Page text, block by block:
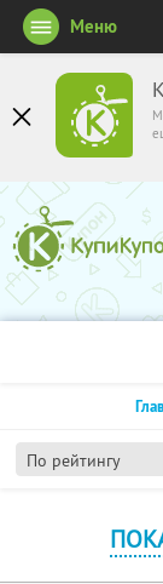
Меню
По рейтингу